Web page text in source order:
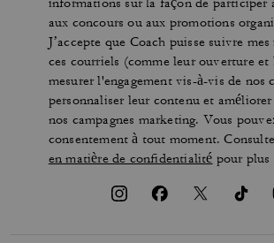
aux concours ou aux promotions
J’accepte que Coach puisse suivre
ces courriels (comme leur ouverture
mesurer l'engagement vis-à-vis de nos
personnaliser leur contenu et
nos campagnes marketing. Vous
consentement à tout moment.
en matière de confidentialité pour